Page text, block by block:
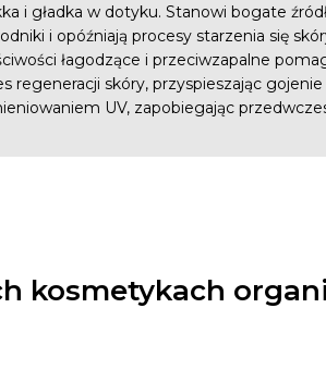
i gładka w dotyku. Stanowi bogate
i opóźniają procesy starzenia się
łagodzące i przeciwzapalne
regeneracji skóry, przyspieszając
UV, zapobiegając
kosmetykach